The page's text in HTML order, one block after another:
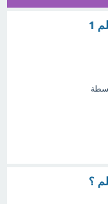
من ابرز ما اضافة الخزاف المسلم 1
؟